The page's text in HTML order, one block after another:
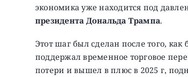
экономика уже находится под
президента Дональда Трампа.
Этот шаг был сделан после того,
поддержал временное торговое
потери и вышел в плюс в 2025 г,